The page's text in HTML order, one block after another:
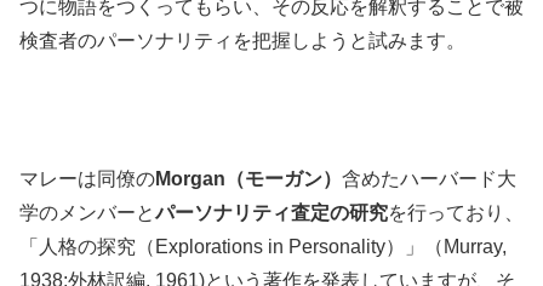
つに物語をつくってもらい、その反応を解釈することで被
検査者のパーソナリティを把握しようと試みます。
マレーは同僚のMorgan（モーガン） 含めたハーバード大
学のメンバーとパーソナリティ査定の研究を行っており、
「人格の探究（Explorations in Personality）」（Murray,
1938;外林訳編, 1961)という著作を発表していますが、そ